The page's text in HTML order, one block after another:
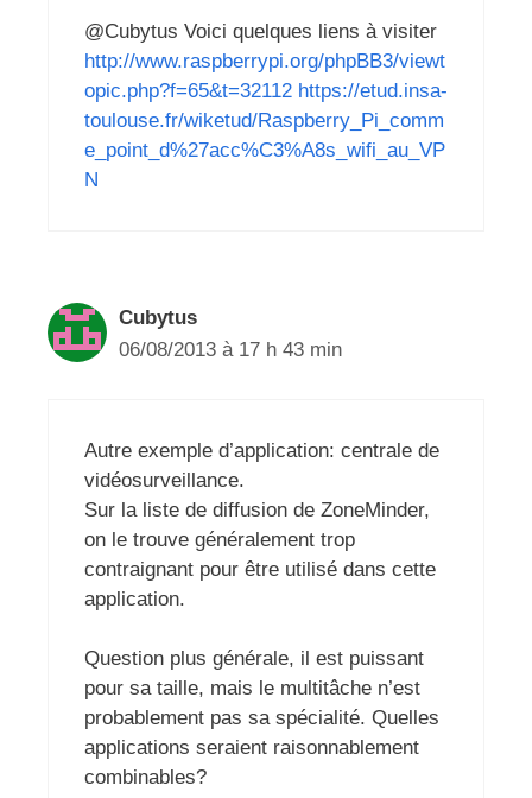
@Cubytus Voici quelques liens à visiter
http://www.raspberrypi.org/phpBB3/viewt
opic.php?f=65&t=32112 https://etud.insa-
toulouse.fr/wiketud/Raspberry_Pi_comm
e_point_d%27acc%C3%A8s_wifi_au_VP
N
Cubytus
06/08/2013 à 17 h 43 min
Autre exemple d’application: centrale de
vidéosurveillance.
Sur la liste de diffusion de ZoneMinder,
on le trouve généralement trop
contraignant pour être utilisé dans cette
application.
Question plus générale, il est puissant
pour sa taille, mais le multitâche n’est
probablement pas sa spécialité. Quelles
applications seraient raisonnablement
combinables?